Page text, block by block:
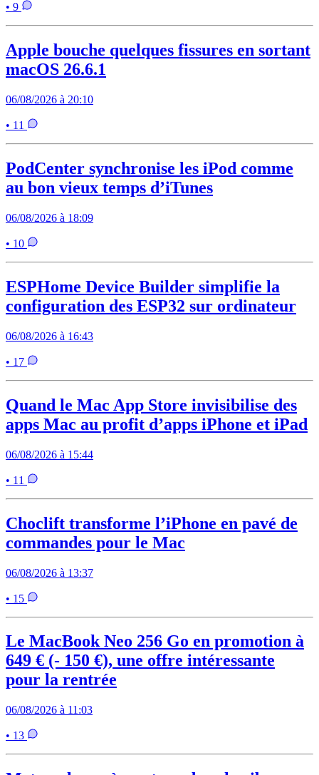
• 9
Apple bouche quelques fissures en sortant
macOS 26.6.1
06/08/2026 à 20:10
• 11
PodCenter synchronise les iPod comme
au bon vieux temps d’iTunes
06/08/2026 à 18:09
• 10
ESPHome Device Builder simplifie la
configuration des ESP32 sur ordinateur
06/08/2026 à 16:43
• 17
Quand le Mac App Store invisibilise des
apps Mac au profit d’apps iPhone et iPad
06/08/2026 à 15:44
• 11
Choclift transforme l’iPhone en pavé de
commandes pour le Mac
06/08/2026 à 13:37
• 15
Le MacBook Neo 256 Go en promotion à
649 € (- 150 €), une offre intéressante
pour la rentrée
06/08/2026 à 11:03
• 13